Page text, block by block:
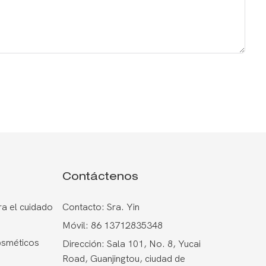
el cuidado
Contáctenos
Contacto: Sra. Yin
Móvil: 86 13712835348
Dirección: Sala 101, No. 8, Yucai
Road, Guanjingtou, ciudad de